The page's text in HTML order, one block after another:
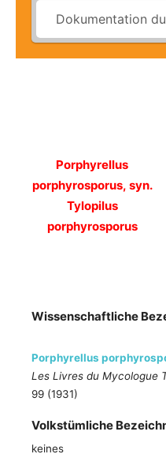
Porphyrellus
porphyrosporus, syn.
Tylopilus
porphyrosporus
Wissenschaftliche
Porphyrellus
Les Livres du Mycologue
99 (1931)
Volkstümliche
keines